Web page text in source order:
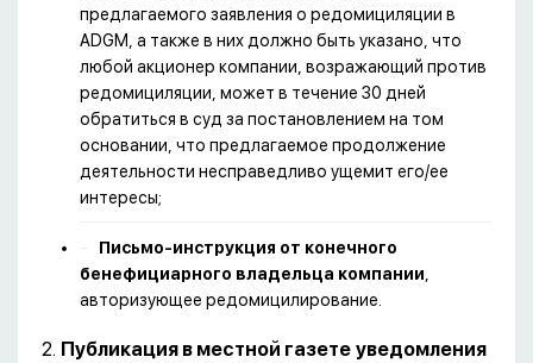
предлагаемого заявления о редомициляции в
ADGM, а также в них должно быть указано, что
любой акционер компании, возражающий против
редомициляции, может в течение 30 дней
обратиться в суд за постановлением на том
основании, что предлагаемое продолжение
деятельности несправедливо ущемит его/ее
интересы;
Письмо-инструкция от конечного
бенефициарного владельца компании,
авторизующее редомицилирование.
2. Публикация в местной газете уведомления